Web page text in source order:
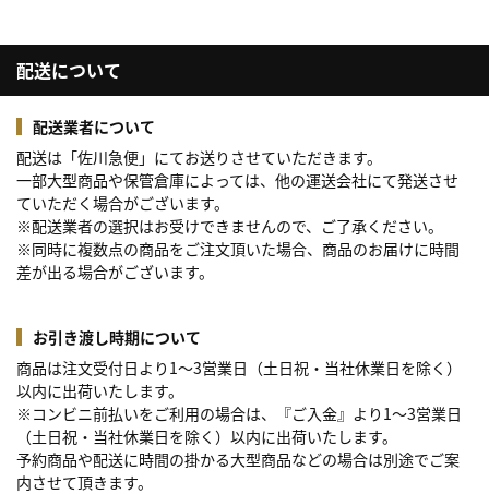
配送について
配送業者について
配送は「佐川急便」にてお送りさせていただきます。
一部大型商品や保管倉庫によっては、他の運送会社にて発送させ
ていただく場合がございます。
※配送業者の選択はお受けできませんので、ご了承ください。
※同時に複数点の商品をご注文頂いた場合、商品のお届けに時間
差が出る場合がございます。
お引き渡し時期について
商品は注文受付日より1～3営業日（土日祝・当社休業日を除く）
以内に出荷いたします。
※コンビニ前払いをご利用の場合は、『ご入金』より1～3営業日
（土日祝・当社休業日を除く）以内に出荷いたします。
予約商品や配送に時間の掛かる大型商品などの場合は別途でご案
内させて頂きます。